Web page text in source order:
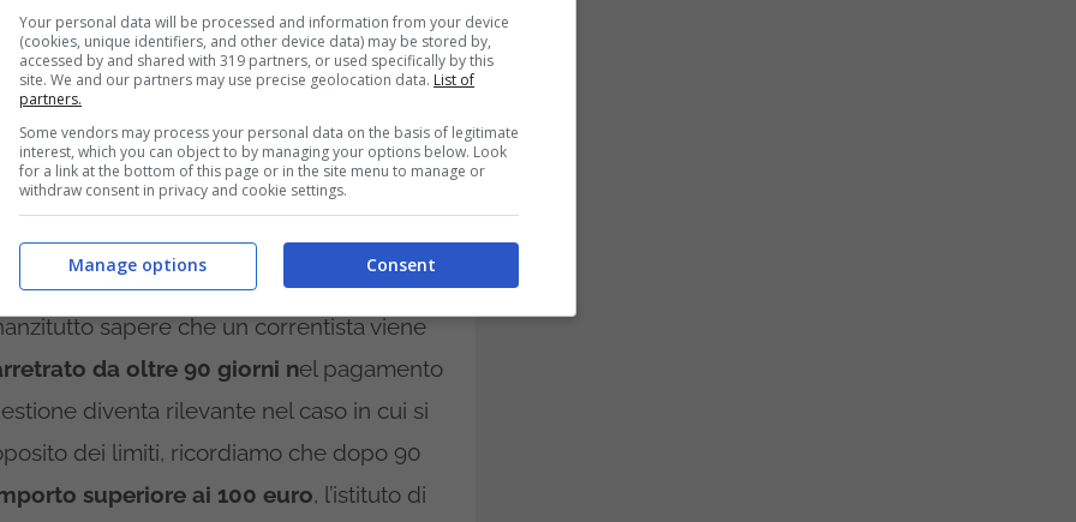
e ormai siamo pronti a salutare l’anno
Un nuovo che si spera porterà con sé
tempo, come è facile immaginare,
come quelle riguardanti ilconto
anno, infatti, si dovrà fare i conti con
impatto non indifferente sulla vita di
sapere che un correntista viene
da oltre 90 giorni nel pagamento
diventa rilevante nel caso in cui si
dei limiti, ricordiamo che dopo 90
superiore ai 100 euro, l’istituto di
Your personal data will be processed and information from your device
(cookies, unique identifiers, and other device data) may be stored by,
accessed by and shared with 319 partners, or used specifically by this
site. We and our partners may use precise geolocation data. List of
partners.
Some vendors may process your personal data on the basis of legitimate
interest, which you can object to by managing your options below. Look
for a link at the bottom of this page or in the site menu to manage or
withdraw consent in privacy and cookie settings.
Consent
Manage options